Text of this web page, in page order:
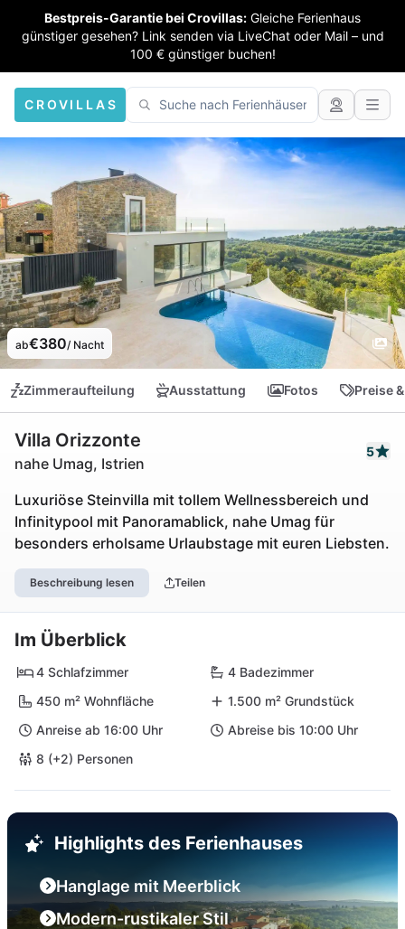
Bestpreis-Garantie bei Crovillas: Gleiche Ferienhaus
günstiger gesehen? Link senden via LiveChat oder Mail – und
100 € günstiger buchen!
CROVILLAS
ab€380/ Nacht
Zimmeraufteilung Ausstattung Fotos Preise
Villa Orizzonte
nahe Umag, Istrien
5
Luxuriöse Steinvilla mit tollem Wellnessbereich und
Infinitypool mit Panoramablick, nahe Umag für
besonders erholsame Urlaubstage mit euren Liebsten.
Beschreibung lesen Teilen
Im Überblick
4 Schlafzimmer
4 Badezimmer
450 m² Wohnfläche
1.500 m² Grundstück
Anreise ab 16:00 Uhr
Abreise bis 10:00 Uhr
8 (+2) Personen
Highlights des Ferienhauses
Hanglage mit Meerblick
Modern-rustikaler Stil